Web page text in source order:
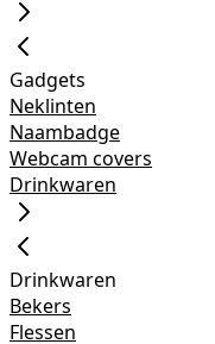
Gadgets
Neklinten
Naambadge
Webcam covers
Drinkwaren
Drinkwaren
Bekers
Flessen